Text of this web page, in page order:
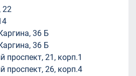
22
36 Б
36 Б
проспект, 21, корп.1
проспект, 26, корп.4